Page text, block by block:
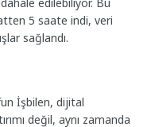
5 saate indi, veri
sağlandı.
İşbilen, dijital
değil, aynı zamanda